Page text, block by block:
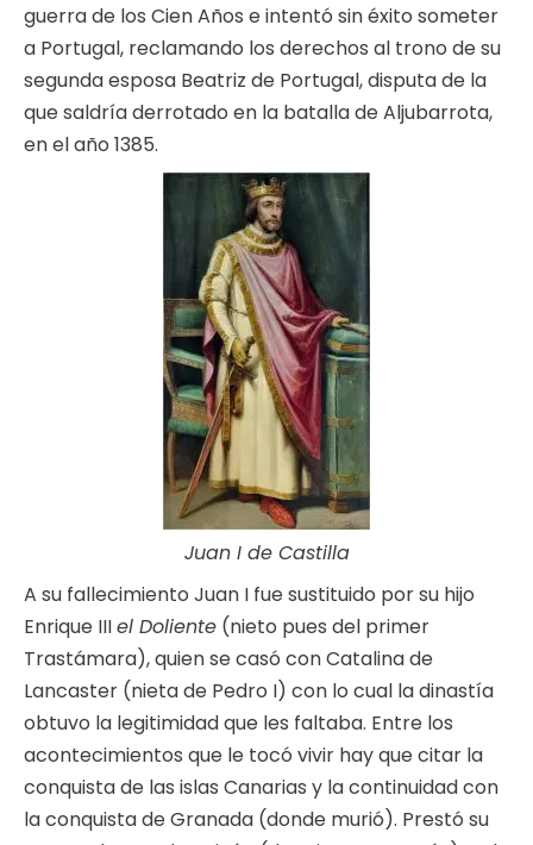
guerra de los Cien Años e intentó sin éxito someter
a Portugal, reclamando los derechos al trono de su
segunda esposa Beatriz de Portugal, disputa de la
que saldría derrotado en la batalla de Aljubarrota,
en el año 1385.
Juan I de Castilla
A su fallecimiento Juan I fue sustituido por su hijo
Enrique IIIel Doliente (nieto pues del primer
Trastámara), quien se casó con Catalina de
Lancaster (nieta de Pedro I) con lo cual la dinastía
obtuvo la legitimidad que les faltaba. Entre los
acontecimientos que le tocó vivir hay que citar la
conquista de las islas Canarias y la continuidad con
la conquista de Granada (donde murió). Prestó su